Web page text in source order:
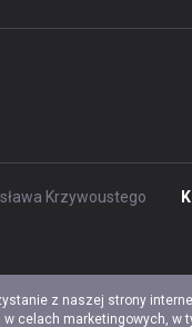
Krzywoustego
z naszej strony
celach marketingowych,